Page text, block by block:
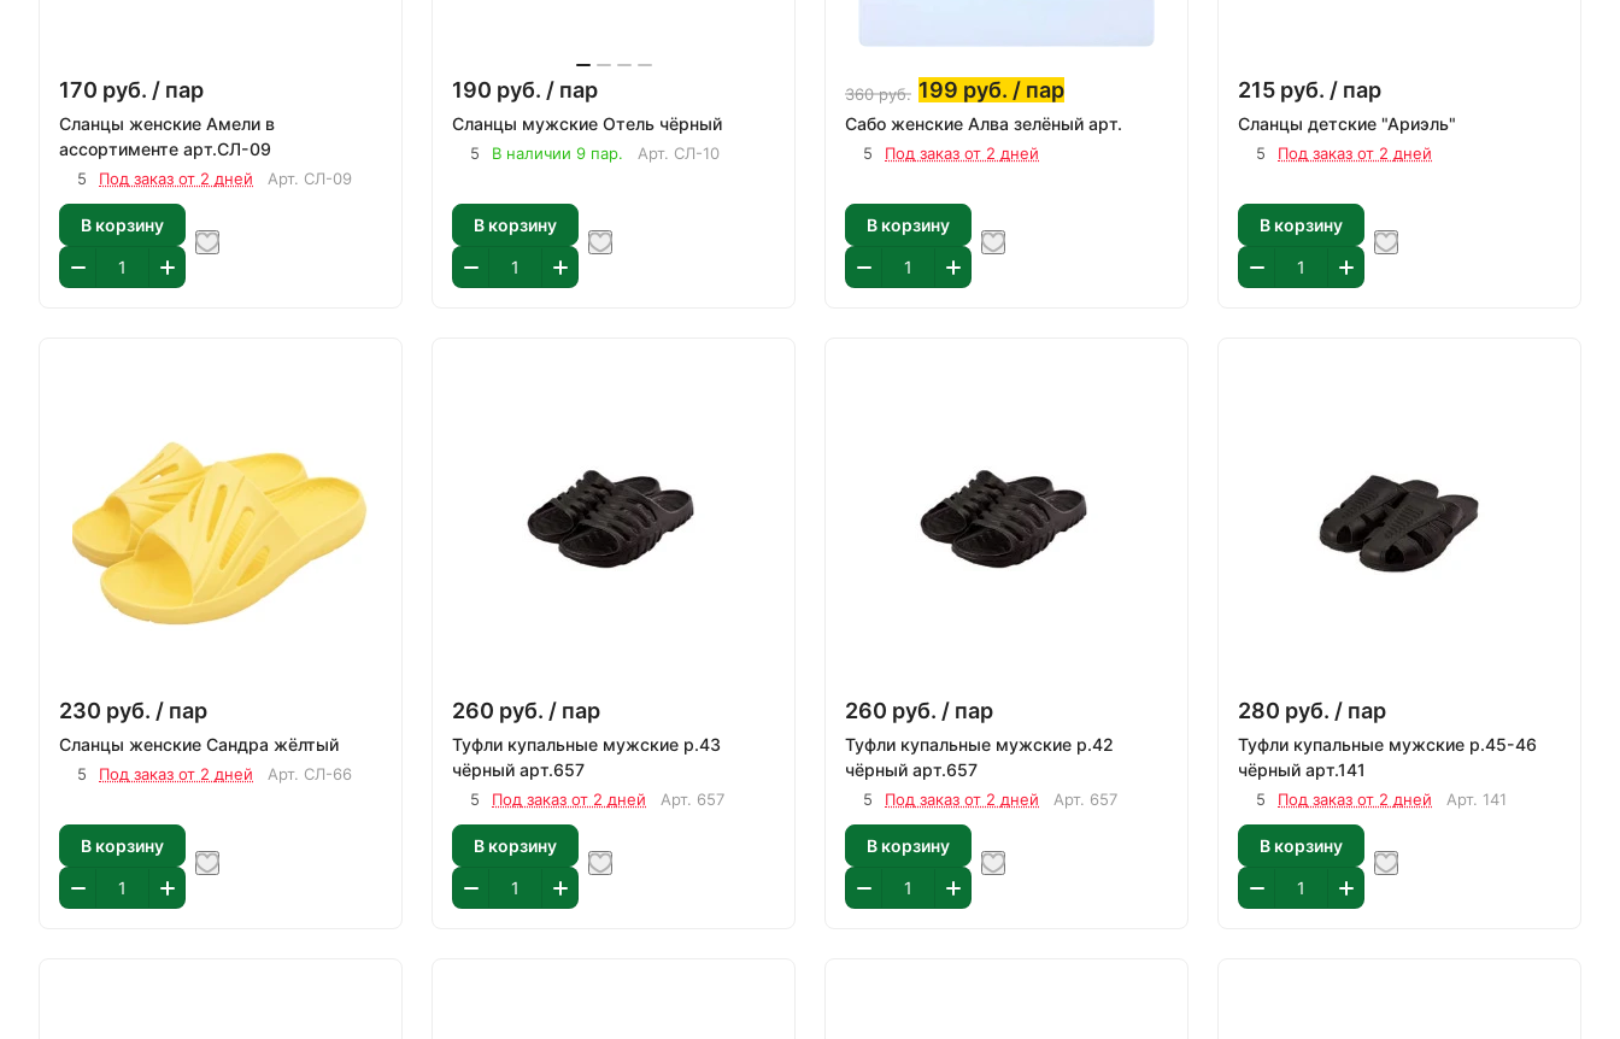
170 руб. / пар
Сланцы женские Амели в
ассортименте арт.СЛ-09
5 Под заказ от 2 дней Арт. СЛ-09
В корзину
190 руб. / пар
Сланцы мужские Отель чёрный
5 В наличии 9 пар. Арт. СЛ-10
В корзину
360руб. 199 руб. / пар
Сабо женские Алва зелёный арт.
5 Под заказ от 2 дней
В корзину
215 руб. / пар
Сланцы детские "Ариэль"
5 Под заказ от 2 дней
В корзину
230 руб. / пар
Сланцы женские Сандра жёлтый
5 Под заказ от 2 дней Арт. СЛ-66
В корзину
260 руб. / пар
Туфли купальные мужские р.43
чёрный арт.657
5 Под заказ от 2 дней Арт. 657
В корзину
260 руб. / пар
Туфли купальные мужские р.42
чёрный арт.657
5 Под заказ от 2 дней Арт. 657
В корзину
280 руб. / пар
Туфли купальные мужские р.45-46
чёрный арт.141
5 Под заказ от 2 дней Арт. 141
В корзину